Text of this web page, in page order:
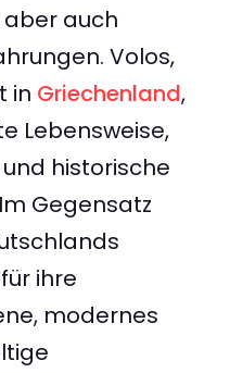
auch
Volos,
in Griechenland,
Lebensweise,
historische
Gegensatz
ihre
modernes